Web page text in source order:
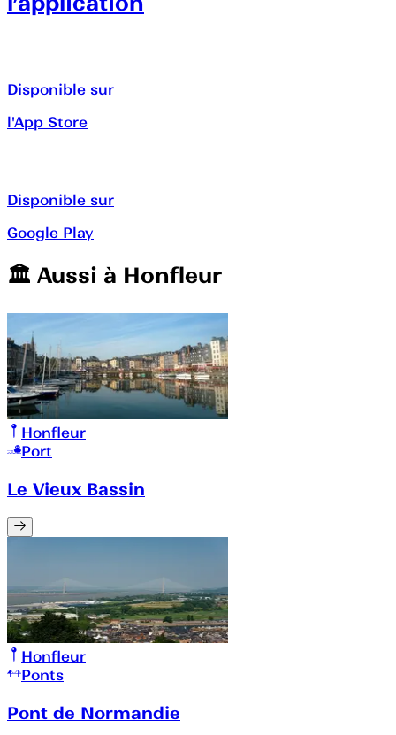
Disponible sur
l'App Store
Disponible sur
Google Play
🏛️️ Aussi à Honfleur
Honfleur
Port
Le Vieux Bassin
Honfleur
Ponts
Pont de Normandie